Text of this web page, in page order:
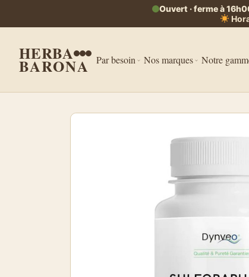
Ouvert · ferme à
HERBA
BARONA Par besoin Nos marques Notre